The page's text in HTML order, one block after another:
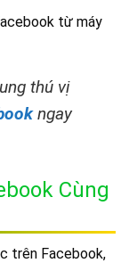
từ máy
thú vị
ngay
Cùng
trên Facebook,